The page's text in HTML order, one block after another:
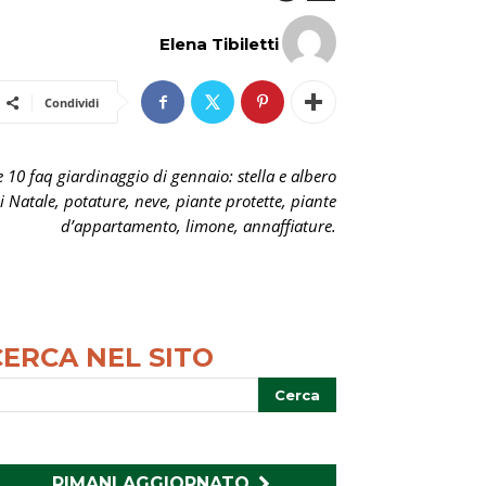
Elena Tibiletti
Condividi
10 faq giardinaggio di gennaio: stella e albero
Natale, potature, neve, piante protette, piante
d’appartamento, limone, annaffiature.
NEL SITO